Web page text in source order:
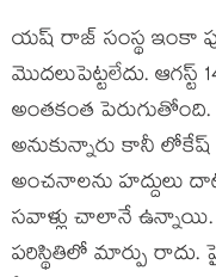
యష్ రాజ్ సంస్థ ఇంకా
మొదలుపెట్టలేదు. ఆగస్ట్
అంతకంత
అనుకున్నారు కానీ
అంచనాలను హద్దులు
సవాళ్లు చాలానే ఉన్నాయి.
పరిస్థితిలో మార్పు